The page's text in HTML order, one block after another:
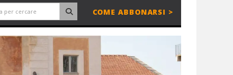
COME ABBONARSI >